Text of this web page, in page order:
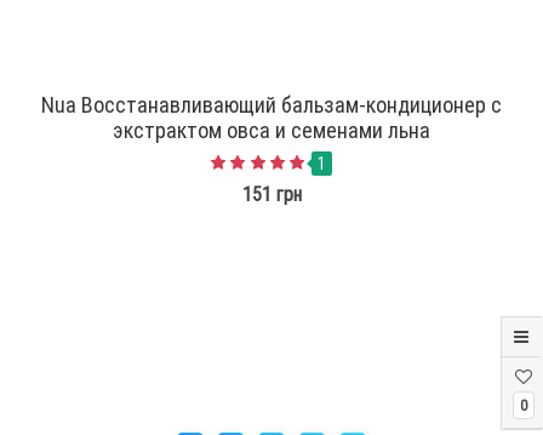
0
Nua Восстанавливающий бальзам-кондиционер с
экстрактом овса и семенами льна
1
151 грн